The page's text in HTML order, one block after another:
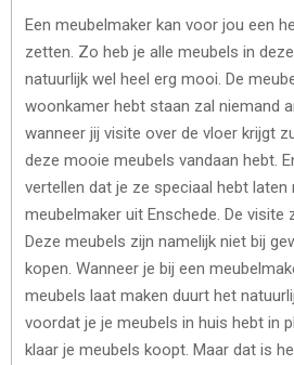
Een meubelmaker kan voor jou een
zetten. Zo heb je alle meubels in
natuurlijk wel heel erg mooi. De
woonkamer hebt staan zal niemand
wanneer jij visite over de vloer krijgt
deze mooie meubels vandaan hebt.
vertellen dat je ze speciaal hebt laten
meubelmaker uit Enschede. De visite
Deze meubels zijn namelijk niet bij
kopen. Wanneer je bij een
meubels laat maken duurt het
voordat je je meubels in huis hebt in
klaar je meubels koopt. Maar dat is